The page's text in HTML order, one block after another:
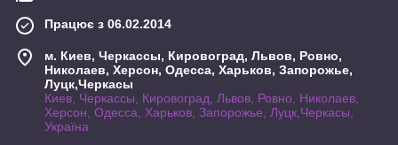
Працює з 06.02.2014
м. Киев, Черкассы, Кировоград, Львов, Ровно,
Николаев, Херсон, Одесса, Харьков, Запорожье,
Луцк,Черкасы
Киев, Черкассы, Кировоград, Львов, Ровно, Николаев,
Херсон, Одесса, Харьков, Запорожье, Луцк,Черкасы,
Україна